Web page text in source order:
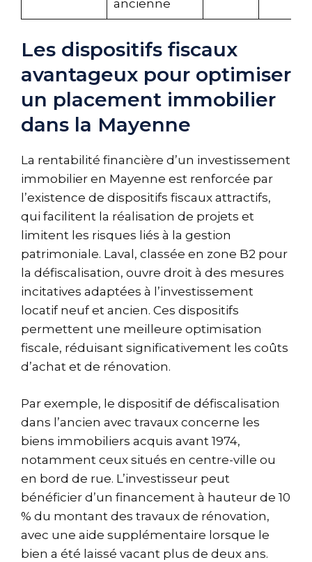
ancienne
Les dispositifs fiscaux
avantageux pour optimiser
un placement immobilier
dans la Mayenne
La rentabilité financière d’un investissement
immobilier en Mayenne est renforcée par
l’existence de dispositifs fiscaux attractifs,
qui facilitent la réalisation de projets et
limitent les risques liés à la gestion
patrimoniale. Laval, classée en zone B2 pour
la défiscalisation, ouvre droit à des mesures
incitatives adaptées à l’investissement
locatif neuf et ancien. Ces dispositifs
permettent une meilleure optimisation
fiscale, réduisant significativement les coûts
d’achat et de rénovation.
Par exemple, le dispositif de défiscalisation
dans l’ancien avec travaux concerne les
biens immobiliers acquis avant 1974,
notamment ceux situés en centre-ville ou
en bord de rue. L’investisseur peut
bénéficier d’un financement à hauteur de 10
% du montant des travaux de rénovation,
avec une aide supplémentaire lorsque le
bien a été laissé vacant plus de deux ans.